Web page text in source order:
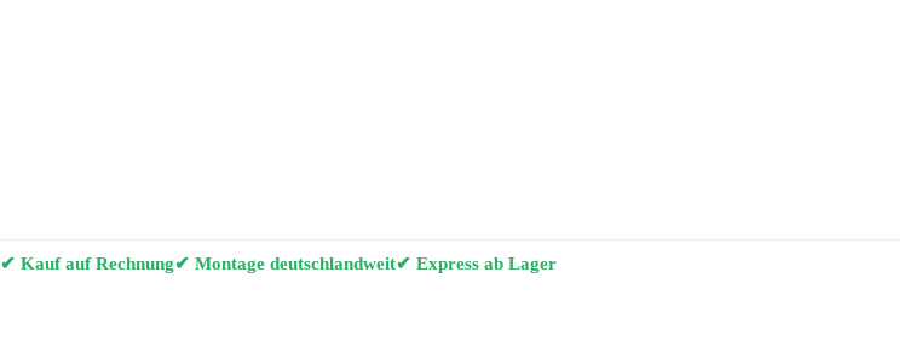
✔ Kauf auf Rechnung✔ Montage deutschlandweit✔ Express ab Lager